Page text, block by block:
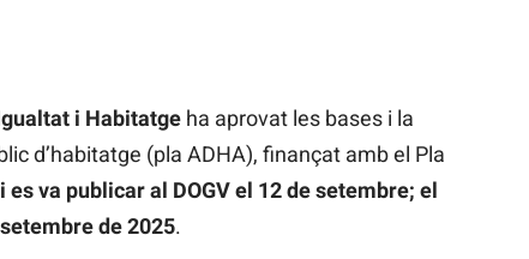
i Habitatgeha aprovat les bases i la
d’habitatge (pla ADHA), finançat amb el Pla
va publicar al DOGV el 12 de setembre; el
de 2025.